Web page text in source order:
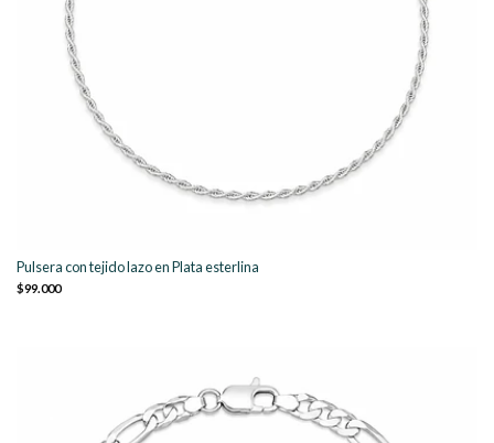
Pulsera con tejido lazo en Plata esterlina
$99.000